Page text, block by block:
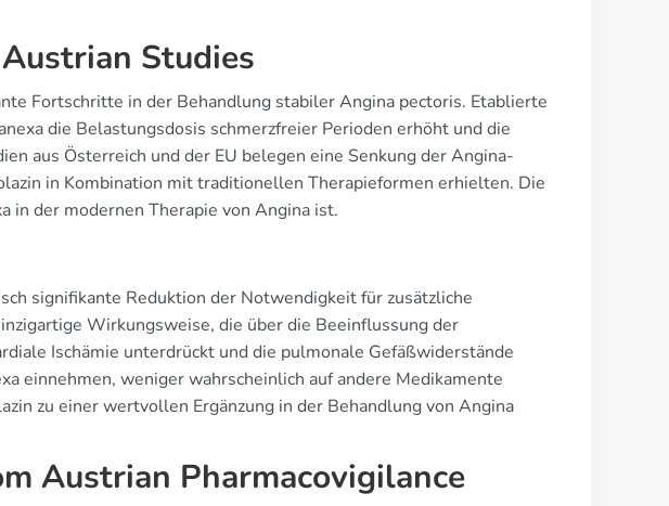
Studies
Fortschritte in der Behandlung stabiler Angina pectoris. Etablierte
die Belastungsdosis schmerzfreier Perioden erhöht und die
aus Österreich und der EU belegen eine Senkung der Angina-
in Kombination mit traditionellen Therapieformen erhielten. Die
in der modernen Therapie von Angina ist.
signifikante Reduktion der Notwendigkeit für zusätzliche
Wirkungsweise, die über die Beeinflussung der
Ischämie unterdrückt und die pulmonale Gefäßwiderstände
einnehmen, weniger wahrscheinlich auf andere Medikamente
zu einer wertvollen Ergänzung in der Behandlung von Angina
Austrian Pharmacovigilance